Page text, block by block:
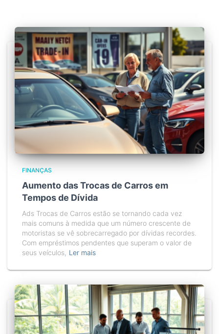
FINANÇAS
Aumento das Trocas de Carros em
Tempos de Dívida
Ads Trocas de Carros estão se tornando cada vez
mais comuns à medida que um número crescente de
motoristas se vê sobrecarregado por dívidas recordes.
Com empréstimos pendentes que superam o valor de
seus veículos, Ler mais